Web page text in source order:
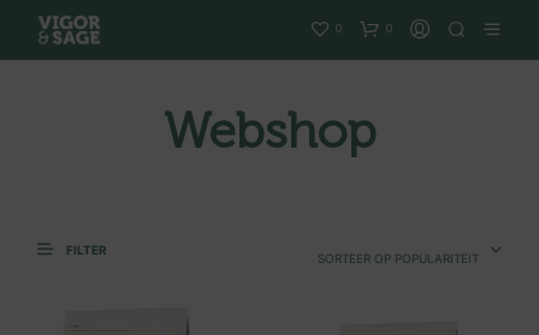
0 0
Webshop
FILTER
SORTEER OP POPULARITEIT